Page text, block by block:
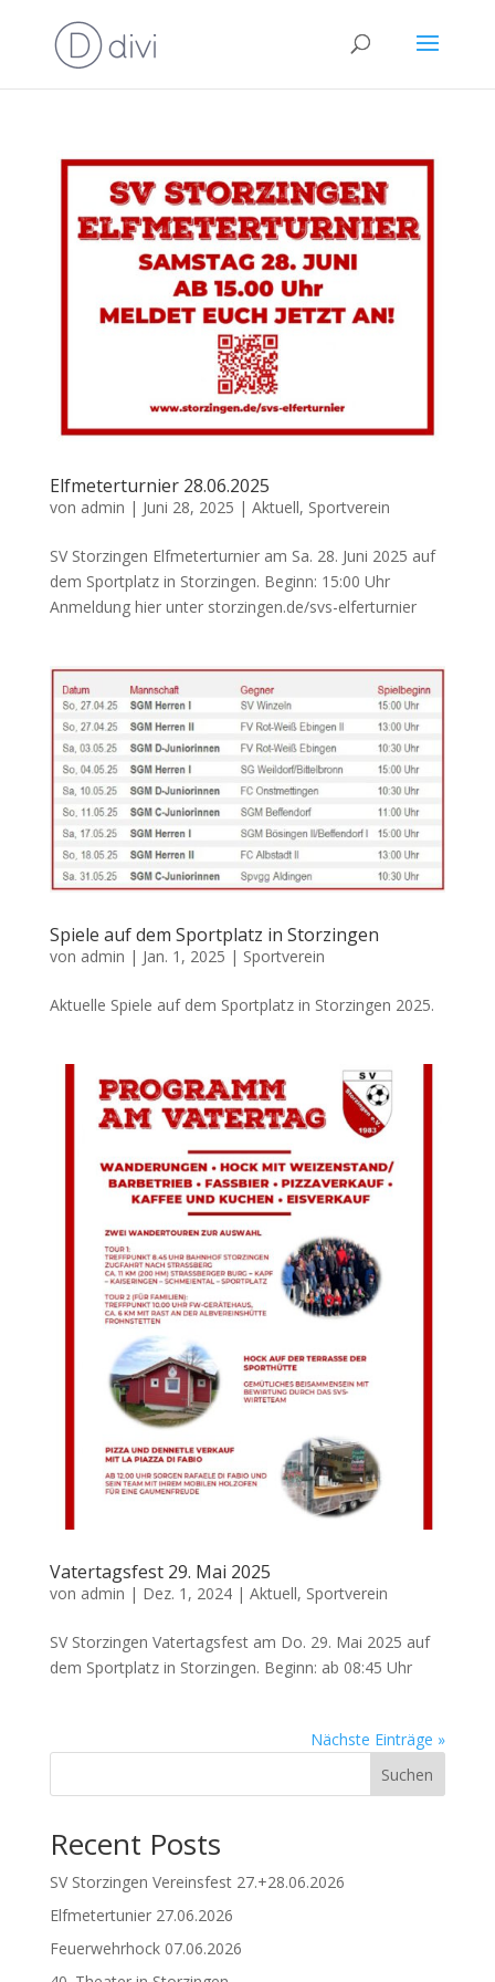
Elfmeterturnier 28.06.2025
von admin | Juni 28, 2025 | Aktuell, Sportverein
SV Storzingen Elfmeterturnier am Sa. 28. Juni 2025 auf
dem Sportplatz in Storzingen. Beginn: 15:00 Uhr
Anmeldung hier unter storzingen.de/svs-elferturnier
Spiele auf dem Sportplatz in Storzingen
von admin | Jan. 1, 2025 | Sportverein
Aktuelle Spiele auf dem Sportplatz in Storzingen 2025.
Vatertagsfest 29. Mai 2025
von admin | Dez. 1, 2024| Aktuell, Sportverein
SV Storzingen Vatertagsfest am Do. 29. Mai 2025 auf
dem Sportplatz in Storzingen. Beginn: ab 08:45 Uhr
Nächste Einträge »
Suchen
Recent Posts
SV Storzingen Vereinsfest 27.+28.06.2026
Elfmetertunier 27.06.2026
Feuerwehrhock 07.06.2026